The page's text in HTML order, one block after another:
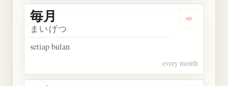
Dengarkan
毎月
まいげつ
setiap bulan
every month